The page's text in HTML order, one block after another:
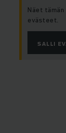
Näet
evästeet.
SALLI